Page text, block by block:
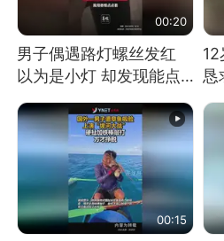
00:20
男子偶遇路灯螺丝发红
以为是小灯 却发现能点
处理
恳
00:15